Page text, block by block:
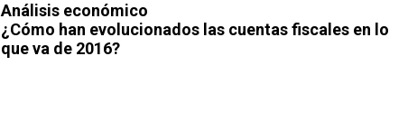
Análisis económico
¿Cómo han evolucionados las cuentas fiscales en lo
que va de 2016?